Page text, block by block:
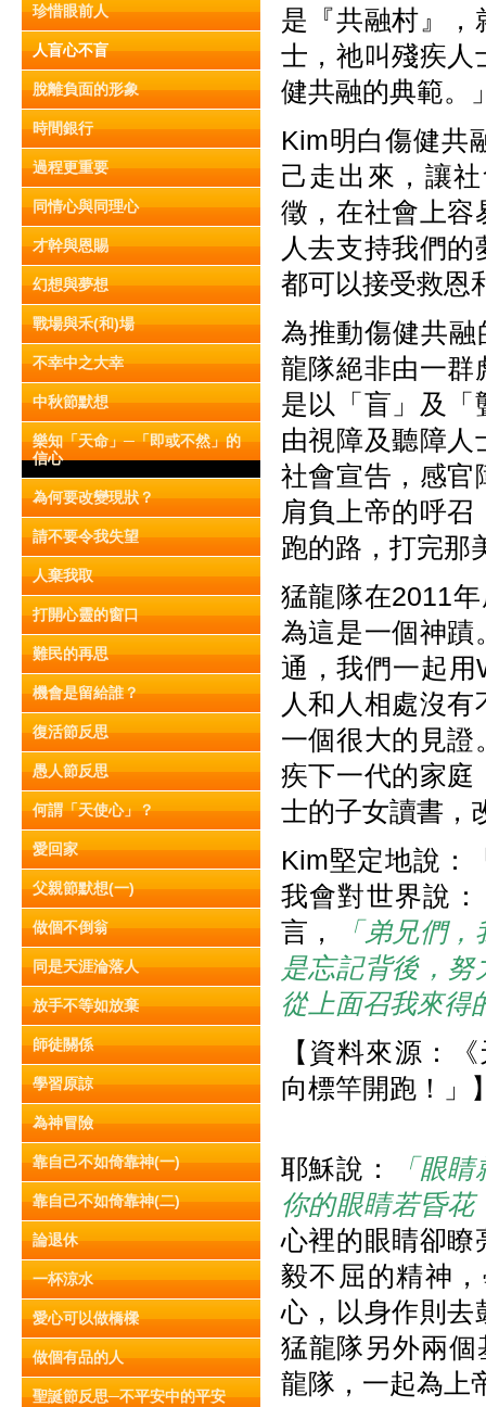
珍惜眼前人
人盲心不盲
脫離負面的形象
時間銀行
過程更重要
同情心與同理心
才幹與恩賜
幻想與夢想
戰場與禾(和)場
不幸中之大幸
中秋節默想
樂知「天命」─「即或不然」的
信心
為何要改變現狀？
請不要令我失望
人棄我取
打開心靈的窗口
難民的再思
機會是留給誰？
復活節反思
愚人節反思
何謂「天使心」？
愛回家
父親節默想(一)
做個不倒翁
同是天涯淪落人
放手不等如放棄
師徒關係
學習原諒
為神冒險
靠自己不如倚靠神(一)
靠自己不如倚靠神(二)
論退休
一杯涼水
愛心可以做橋樑
做個有品的人
聖誕節反思─不平安中的平安
是『共融村』，
士，祂叫殘疾人
健共融的典範。
Kim明白傷健共
己走出來，讓
徵，在社會上容
人去支持我們
都可以接受救恩
為推動傷健共
龍隊絕非由一群
是以「盲」及「
由視障及聽障
社會宣告，感官
肩負上帝的呼
跑的路，打完那
猛龍隊在2011
為這是一個神蹟
通，我們一起用
人和人相處沒
一個很大的見證
疾下一代的家庭
士的子女讀書，
Kim堅定地說：
我會對世界說
言，
「弟兄們
是忘記背後，
從上面召我來得
【資料來源：
向標竿開跑！」
耶穌說：
「眼
你的眼睛若昏花
心裡的眼睛卻瞭
毅不屈的精神
心，以身作則去
猛龍隊另外兩
龍隊，一起為上